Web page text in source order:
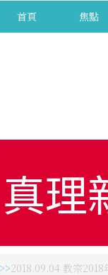
首頁 焦點
真理
2018.09.04 教宗